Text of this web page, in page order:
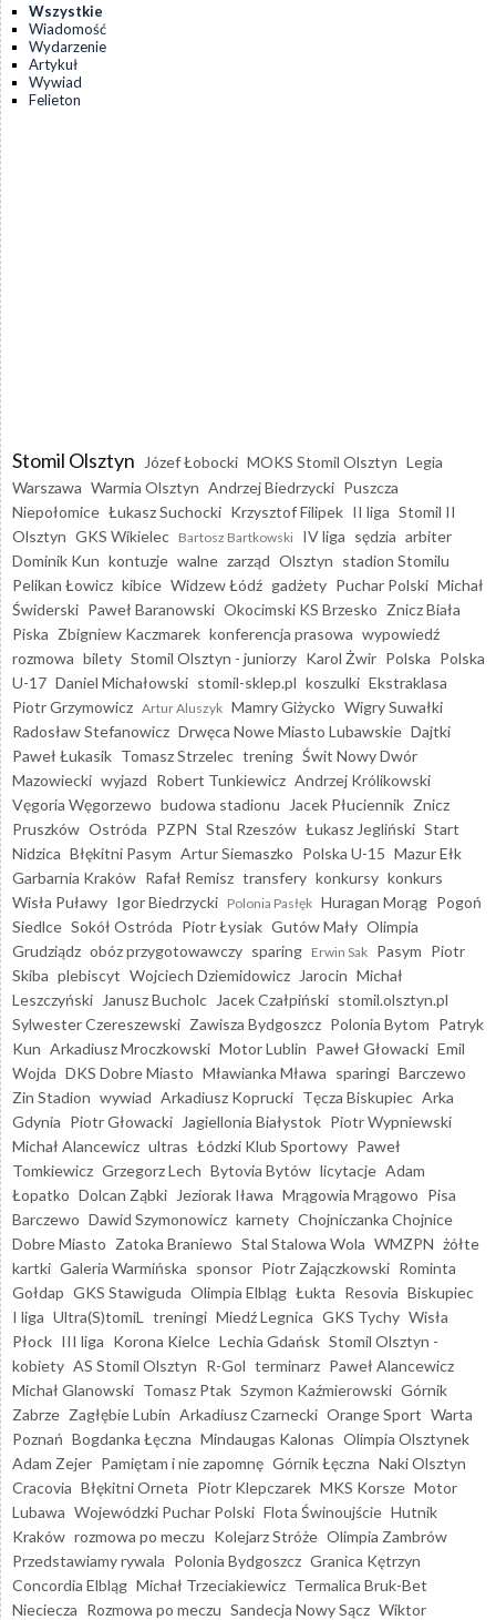
Wszystkie
Wiadomość
Wydarzenie
Artykuł
Wywiad
Felieton
Stomil Olsztyn Józef Łobocki MOKS Stomil Olsztyn Legia
Warszawa Warmia Olsztyn Andrzej Biedrzycki Puszcza
Niepołomice Łukasz Suchocki Krzysztof Filipek II liga Stomil II
Olsztyn GKS Wikielec Bartosz Bartkowski IV liga sędzia arbiter
Dominik Kun kontuzje walne zarząd Olsztyn stadion Stomilu
Pelikan Łowicz kibice Widzew Łódź gadżety Puchar Polski Michał
Świderski Paweł Baranowski Okocimski KS Brzesko Znicz Biała
Piska Zbigniew Kaczmarek konferencja prasowa wypowiedź
rozmowa bilety Stomil Olsztyn - juniorzy Karol Żwir Polska Polska
U-17 Daniel Michałowski stomil-sklep.pl koszulki Ekstraklasa
Piotr Grzymowicz Artur Aluszyk Mamry Giżycko Wigry Suwałki
Radosław Stefanowicz Drwęca Nowe Miasto Lubawskie Dajtki
Paweł Łukasik Tomasz Strzelec trening Świt Nowy Dwór
Mazowiecki wyjazd Robert Tunkiewicz Andrzej Królikowski
Vęgoria Węgorzewo budowa stadionu Jacek Płuciennik Znicz
Pruszków Ostróda PZPN Stal Rzeszów Łukasz Jegliński Start
Nidzica Błękitni Pasym Artur Siemaszko Polska U-15 Mazur Ełk
Garbarnia Kraków Rafał Remisz transfery konkursy konkurs
Wisła Puławy Igor Biedrzycki Polonia Pasłęk Huragan Morąg Pogoń
Siedlce Sokół Ostróda Piotr Łysiak Gutów Mały Olimpia
Grudziądz obóz przygotowawczy sparing Erwin Sak Pasym Piotr
Skiba plebiscyt Wojciech Dziemidowicz Jarocin Michał
Leszczyński
Janusz Bucholc Jacek Czałpiński stomil.olsztyn.pl
Sylwester Czereszewski Zawisza Bydgoszcz Polonia Bytom Patryk
Kun Arkadiusz Mroczkowski Motor Lublin Paweł Głowacki Emil
Wojda DKS Dobre Miasto Mławianka Mława sparingi Barczewo
Zin Stadion wywiad Arkadiusz Koprucki Tęcza Biskupiec Arka
Gdynia Piotr Głowacki Jagiellonia Białystok Piotr Wypniewski
Michał Alancewicz ultras Łódzki Klub Sportowy Paweł
Tomkiewicz Grzegorz Lech Bytovia Bytów licytacje Adam
Łopatko Dolcan Ząbki Jeziorak Iława Mrągowia Mrągowo Pisa
Barczewo Dawid Szymonowicz karnety Chojniczanka Chojnice
Dobre Miasto Zatoka Braniewo Stal Stalowa Wola WMZPN żółte
kartki Galeria Warmińska sponsor Piotr Zajączkowski Rominta
Gołdap GKS Stawiguda Olimpia Elbląg Łukta Resovia Biskupiec
I liga Ultra(S)tomiL treningi Miedź Legnica GKS Tychy Wisła
Płock III liga Korona Kielce Lechia Gdańsk Stomil Olsztyn -
kobiety AS Stomil Olsztyn R-Gol terminarz Paweł Alancewicz
Michał Glanowski Tomasz Ptak Szymon Kaźmierowski Górnik
Zabrze Zagłębie Lubin Arkadiusz Czarnecki Orange Sport Warta
Poznań Bogdanka Łęczna Mindaugas Kalonas Olimpia Olsztynek
Adam Zejer Pamiętam i nie zapomnę Górnik Łęczna Naki Olsztyn
Cracovia Błękitni Orneta Piotr Klepczarek MKS Korsze Motor
Lubawa Wojewódzki Puchar Polski Flota Świnoujście Hutnik
Kraków rozmowa po meczu Kolejarz Stróże Olimpia Zambrów
Przedstawiamy rywala Polonia Bydgoszcz Granica Kętrzyn
Concordia Elbląg Michał Trzeciakiewicz Termalica Bruk-Bet
Nieciecza Rozmowa po meczu Sandecja Nowy Sącz Wiktor